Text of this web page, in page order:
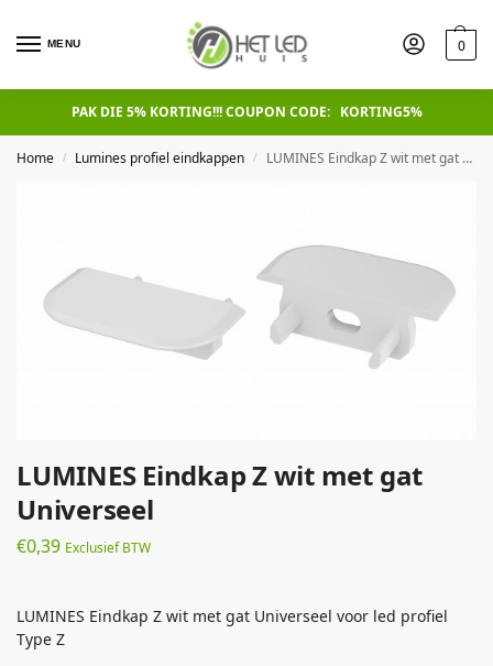
MENU 0
PAK DIE 5% KORTING!!! COUPON CODE: KORTING5%
Home / Lumines profiel eindkappen / LUMINES Eindkap Z wit met gat Universeel
LUMINES Eindkap Z wit met gat
Universeel
€0,39 Exclusief BTW
LUMINES Eindkap Z wit met gat Universeel voor led profiel
Type Z